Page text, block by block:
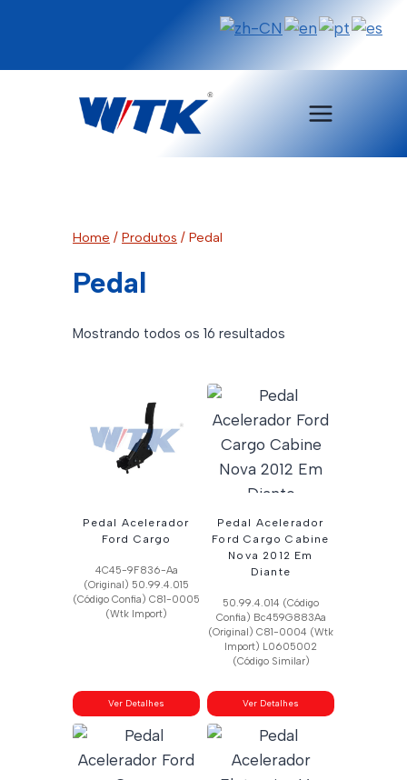
Home / Produtos / Pedal
Pedal
Mostrando todos os 16 resultados
mais
recente
Pedal Acelerador
Ford Cargo
4C45-9F836-Aa
(Original) 50.99.4.015
(Código Confia) C81-0005
(Wtk Import)
Ver Detalhes
Pedal Acelerador
Ford Cargo Cabine
Nova 2012 Em
Diante
50.99.4.014 (Código
Confia) Bc459G883Aa
(Original) C81-0004 (Wtk
Import) L0605002
(Código Similar)
Ver Detalhes